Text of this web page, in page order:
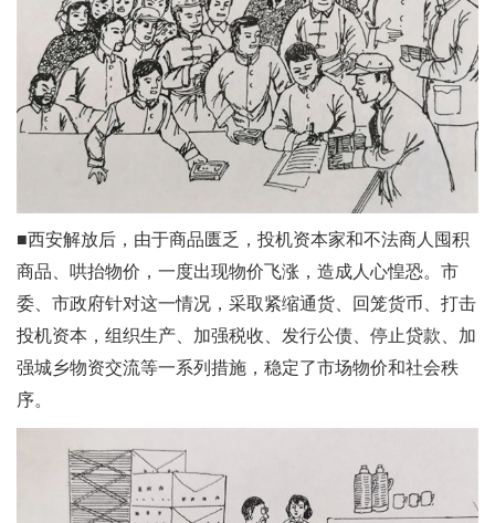
■西安解放后，由于商品匮乏，投机资本家和不法商人囤积
商品、哄抬物价，一度出现物价飞涨，造成人心惶恐。市
委、市政府针对这一情况，采取紧缩通货、回笼货币、打击
投机资本，组织生产、加强税收、发行公债、停止贷款、加
强城乡物资交流等一系列措施，稳定了市场物价和社会秩
序。